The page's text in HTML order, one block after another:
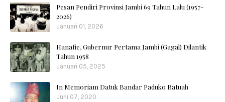
Pesan Pendiri Provinsi Jambi 69 Tahun Lalu (1957-
2026)
Januari 01, 2026
Hanafie, Gubernur Pertama Jambi (Gagal) Dilantik
Tahun 1958
Januari 05, 2025
In Memoriam Datuk Bandar Paduko Batuah
Juni 07, 2020